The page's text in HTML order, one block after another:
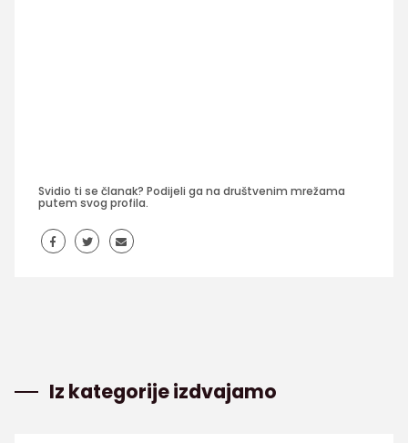
Svidio ti se članak? Podijeli ga na društvenim mrežama
putem svog profila.
Iz kategorije izdvajamo